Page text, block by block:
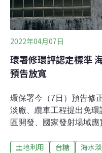
2022年04月07日
環署修環評認定標準
預告放寬
環保署今（7日）預告修
淡廠、纜車工程提出免
區開發、國家發射場域
153筆現況非農業用地的
土地利用 台糖 海水